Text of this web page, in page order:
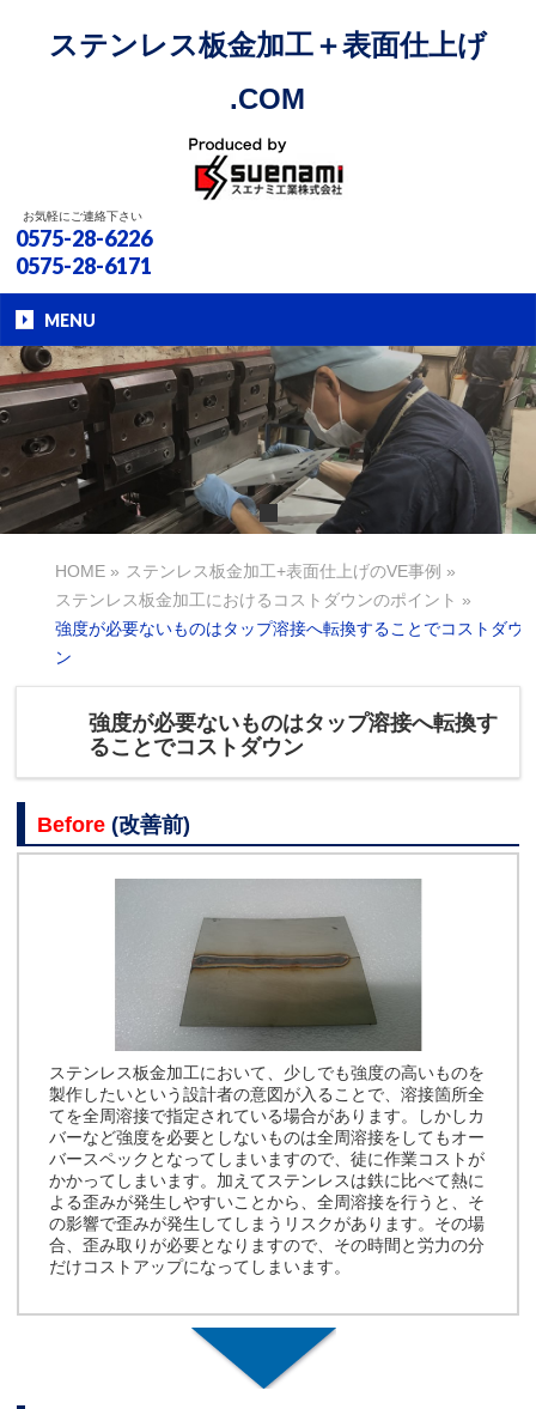
ステンレス板金加工＋表面仕上げ
.COM
お気軽にご連絡下さい
0575-28-6226
0575-28-6171
MENU
HOME » ステンレス板金加工+表面仕上げのVE事例 »
ステンレス板金加工におけるコストダウンのポイント »
強度が必要ないものはタップ溶接へ転換することでコストダウ
ン
強度が必要ないものはタップ溶接へ転換す
ることでコストダウン
Before (改善前)
ステンレス板金加工において、少しでも強度の高いものを
製作したいという設計者の意図が入ることで、溶接箇所全
てを全周溶接で指定されている場合があります。しかしカ
バーなど強度を必要としないものは全周溶接をしてもオー
バースペックとなってしまいますので、徒に作業コストが
かかってしまいます。加えてステンレスは鉄に比べて熱に
よる歪みが発生しやすいことから、全周溶接を行うと、そ
の影響で歪みが発生してしまうリスクがあります。その場
合、歪み取りが必要となりますので、その時間と労力の分
だけコストアップになってしまいます。